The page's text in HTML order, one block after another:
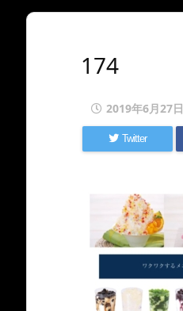
174
2019年6月27日
Twitter